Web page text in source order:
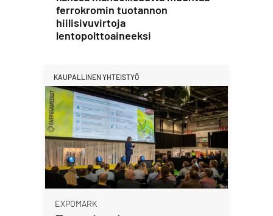
ferrokromin tuotannon
hiilisivuvirtoja
lentopolttoaineeksi
KAUPALLINEN YHTEISTYÖ
EXPOMARK